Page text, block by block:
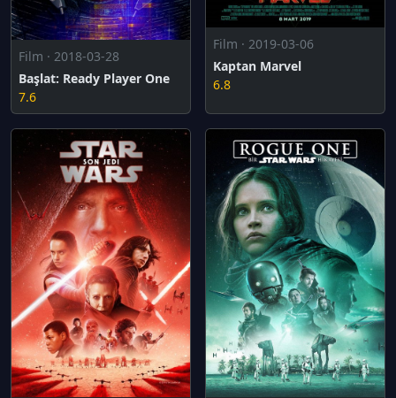
Film · 2018-03-28
Başlat: Ready Player One
7.6
Film · 2019-03-06
Kaptan Marvel
6.8